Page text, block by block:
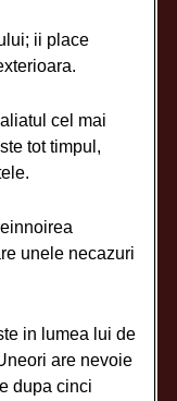
ii place
cel mai
tot timpul,
unele necazuri
in lumea lui de
are nevoie
dupa cinci